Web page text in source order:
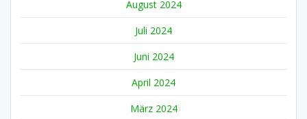
August 2024
Juli 2024
Juni 2024
April 2024
März 2024